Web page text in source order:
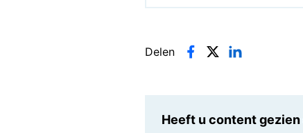
Delen
Heeft u content